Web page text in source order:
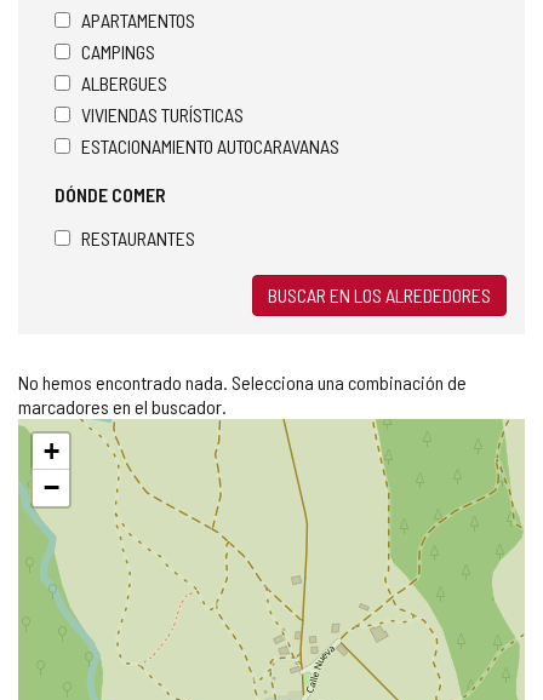
APARTAMENTOS
CAMPINGS
ALBERGUES
VIVIENDAS TURÍSTICAS
ESTACIONAMIENTO AUTOCARAVANAS
DÓNDE COMER
RESTAURANTES
BUSCAR EN LOS ALREDEDORES
No hemos encontrado nada. Selecciona una combinación de
marcadores en el buscador.
Saltar
mapa
+
−